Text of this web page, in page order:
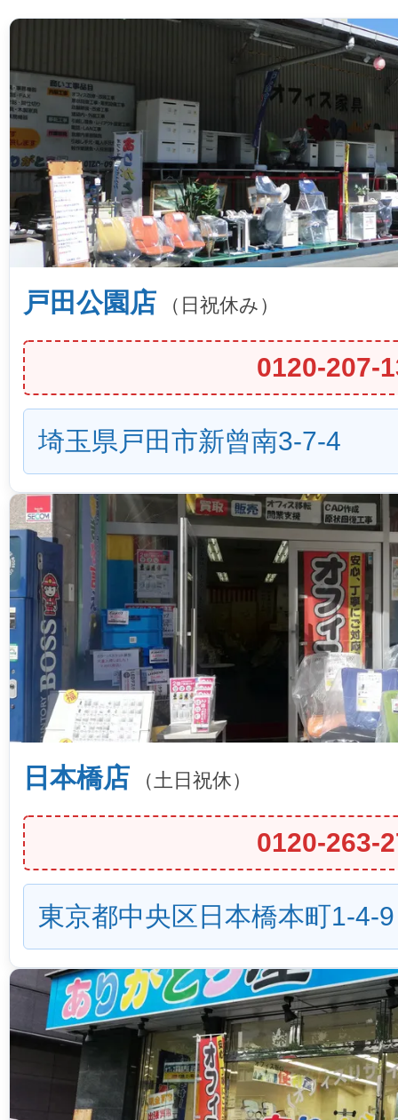
戸田公園店 （日祝休み）
0120-207-
埼玉県戸田市新曾南3-7-4
日本橋店 （土日祝休）
0120-263-
東京都中央区日本橋本町1-4-9